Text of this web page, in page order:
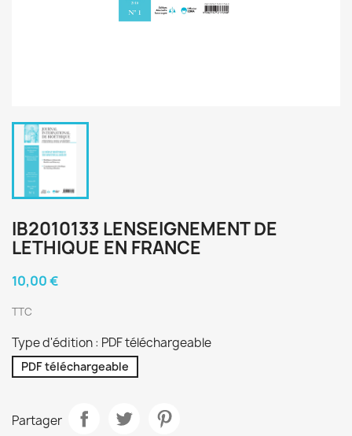
IB2010133 LENSEIGNEMENT DE
LETHIQUE EN FRANCE
10,00 €
TTC
Type d'édition : PDF téléchargeable
PDF téléchargeable
Partager